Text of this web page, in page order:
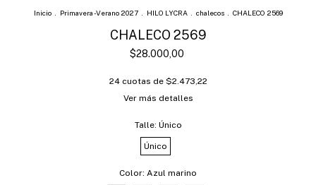
Inicio Primavera -Verano 2027 HILO LYCRA chalecos CHALECO 2569
CHALECO 2569
$28.000,00
24 cuotas de $2.473,22
Ver más detalles
Talle: Único
Único
Color: Azul marino